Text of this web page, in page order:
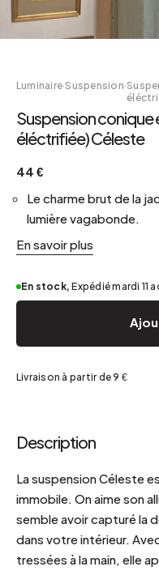
Luminaire·Suspension·
Suspension conique
éléctrifiée) Céleste
44 €
Le charme brut de la
lumière vagabonde.
En savoir plus
En stock, Expédié mardi 11
Livraison à partir de 9 €
Description
La suspension Céleste
immobile. On aime son
semble avoir capturé la
dans votre intérieur.
tressées à la main, elle